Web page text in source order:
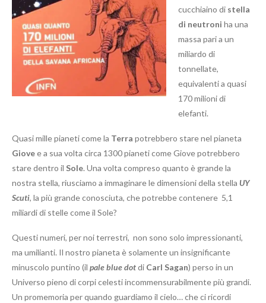
cucchiaino di stella
di neutroni ha una
massa pari a un
miliardo di
tonnellate,
equivalenti a quasi
170 milioni di
elefanti.
Quasi mille pianeti come la Terra potrebbero stare nel pianeta
Giovee a sua volta circa 1300 pianeti come Giove potrebbero
stare dentro il Sole. Una volta compreso quanto è grande la
nostra stella, riusciamo a immaginare le dimensioni della stella UY
Scuti, la più grande conosciuta, che potrebbe contenere 5,1
miliardi di stelle come il Sole?
Questi numeri, per noi terrestri, non sono solo impressionanti,
ma umilianti. Il nostro pianeta è solamente un insignificante
minuscolo puntino (il pale blue dotdi Carl Sagan) perso in un
Universo pieno di corpi celesti incommensurabilmente più grandi.
Un promemoria per quando guardiamo il cielo… che ci ricordi